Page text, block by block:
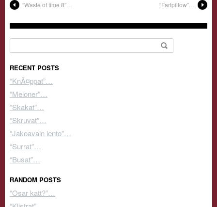
“Waste of time 8″… “Fartpillow”…
RECENT POSTS
“KnÃ¤ppat”…
“Meloner”…
“Skakat”…
“Skruvat”…
“Jakoavain lento”…
“Surrat”…
“Busat”…
RANDOM POSTS
“Osar katt?”…